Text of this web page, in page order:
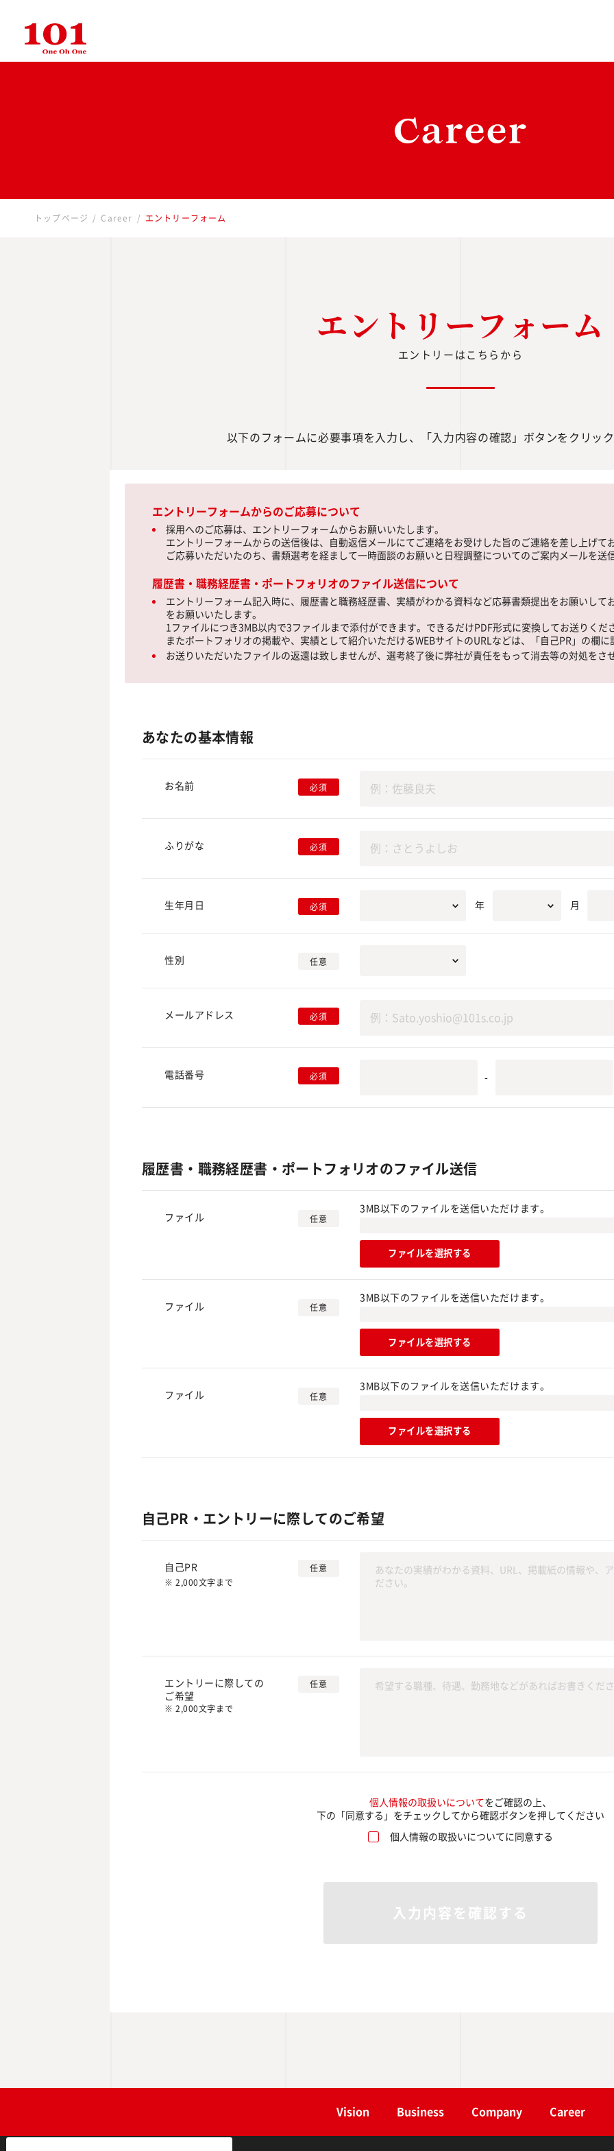
トップページ Career エントリーフォーム
エントリーフォーム
エントリーはこちらから
以下のフォームに必要事項を入力し、 「入力内容の確認」ボタンをクリッ
エントリーフォームからのご応募について
採用へのご応募は、エントリーフォームからお願いいたします。
エントリーフォームからの送信後は、自動返信メールにてご連絡をお受けした旨のご連絡を差し上げて
ご応募いただいたのち、書類選考を経まして一時面談のお願いと日程調整についてのご案内メールを送
履歴書・職務経歴書・ポートフォリオのファイル送信について
エントリーフォーム記入時に、履歴書と職務経歴書、実績がわかる資料など応募書類提出をお願いして
をお願いいたします。
1ファイルにつき3MB以内で3ファイルまで添付ができます。できるだけPDF形式に変換してお送りくだ
またポートフォリオの掲載や、実績として紹介いただけるWEBサイトのURLなどは、「自己PR」の欄
お送りいただいたファイルの返還は致しませんが、選考終了後に弊社が責任をもって消去等の対処をさ
あなたの基本情報
お名前 必須
ふりがな 必須
生年月日 必須 年 月
性別 任意
メールアドレス 必須
電話番号 必須 -
履歴書・職務経歴書・ポートフォリオのファイル送信
ファイル 任意
3MB以下のファイルを送信いただけます。
ファイルを選択する
ファイル 任意
3MB以下のファイルを送信いただけます。
ファイルを選択する
ファイル 任意
3MB以下のファイルを送信いただけます。
ファイルを選択する
自己PR・エントリーに際してのご希望
自己PR
任意
※ 2,000文字まで
エントリーに際しての
ご希望
任意
※ 2,000文字まで
個人情報の取扱いについてをご確認の上、
下の「同意する」をチェックしてから確認ボタンを押してください
個人情報の取扱いについてに同意する
入力内容を確認する
Vision Business Company Career